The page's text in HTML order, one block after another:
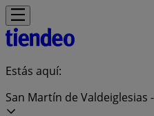
Estás aquí:
San Martín de Valdeiglesias